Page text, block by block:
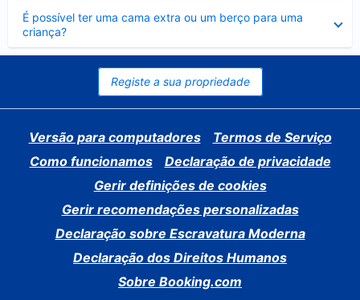
É possível ter uma cama extra ou um berço para uma
criança?
Elemento
fechado
Registe a sua propriedade
Versão para computadores
Termos de Serviço
Como funcionamos
Declaração de privacidade
Gerir definições de cookies
Gerir recomendações personalizadas
Declaração sobre Escravatura Moderna
Declaração dos Direitos Humanos
Sobre Booking.com